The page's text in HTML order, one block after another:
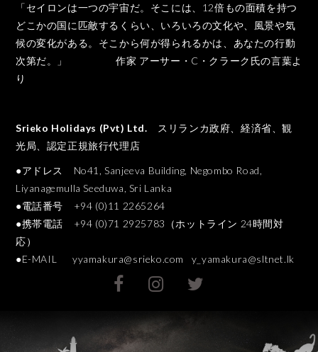
「セイロンは一つの宇宙だ。そこには、12倍もの面積を持つ
どこかの国に匹敵するくらい、いろいろの文化や、風景や気
候の変化がある。そこから何が得られるかは、あなたの行動
次第だ。」 作家 アーサー・C・クラーク氏の言葉よ
り
Srieko Holidays (Pvt) Ltd. スリランカ政府、経済省、観
光局、認定正規旅行代理店
●アドレス No41, Sanjeeva Building, Negombo Road,
Liyanagemulla Seeduwa, Sri Lanka
●電話番号 +94 (0)11 2265264
●携帯電話 +94 (0)71 2925783（ホットライン 24時間対
応）
●E-MAIL yyamakura@srieko.com y_yamakura@sltnet.lk